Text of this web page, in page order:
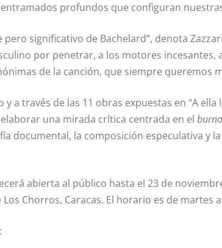
profundos que configuran
pero significativo de Bachelard”, denota
por penetrar, a los motores
de la canción, que siempre queremos
y a través de las 11 obras expuestas en “A
una mirada crítica centrada en el
documental, la composición especulativa y
abierta al público hasta el 23 de
Chorros, Caracas. El horario es de martes